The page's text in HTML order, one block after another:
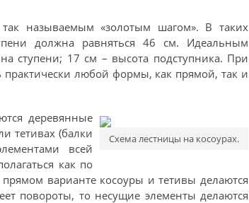
так называемым «золотым шагом». В таких
должна равняться 46 см. Идеальным
ступени; 17 см – высота подступника. При
любой формы, как прямой, так и
Схема лестницы на косоурах.
деревянные
тетивах (балки
всей
как по
варианте косоуры и тетивы делаются
повороты, то несущие элементы делаются